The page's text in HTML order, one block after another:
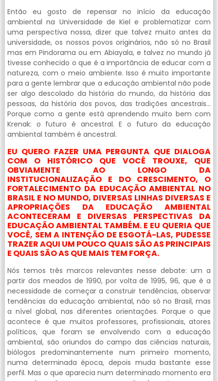
Então eu gosto de repensar no início da educação
ambiental na Universidade de Kiel e problematizar com
uma perspectiva nossa, dizer que talvez muito antes da
universidade, os nossos povos originários, não só no Brasil
mas em Pindorama ou em Abiayala, e talvez no mundo já
tivesse conhecido o que é a importância de educar com a
natureza, com o meio ambiente. Isso é muito importante
para a gente lembrar que a educação ambiental não pode
ser algo descolado da história do mundo, da história das
pessoas, da história dos povos, das tradições ancestrais…
Porque como a gente está aprendendo muito bem com
Krenak: o futuro é ancestral. E o futuro da educação
ambiental também é ancestral.
EU QUERO FAZER UMA PERGUNTA QUE DIALOGA
COM O HISTÓRICO QUE VOCÊ TROUXE, QUE
OBVIAMENTE AO LONGO DA
INSTITUCIONALIZAÇÃO E DO CRESCIMENTO, O
FORTALECIMENTO DA EDUCAÇÃO AMBIENTAL NO
BRASIL E NO MUNDO, DIVERSAS LINHAS DIVERSAS E
APROPRIAÇÕES DA EDUCAÇÃO AMBIENTAL
ACONTECERAM E DIVERSAS PERSPECTIVAS DA
EDUCAÇÃO AMBIENTAL TAMBÉM. E EU QUERIA QUE
VOCÊ, SEM A INTENÇÃO DE ESGOTÁ-LAS, PUDESSE
TRAZER AQUI UM POUCO QUAIS SÃO AS PRINCIPAIS
E QUAIS SÃO AS QUE MAIS TEM FORÇA.
Nós temos três marcos relevantes nesse debate: um a
partir dos meados de 1990, por volta de 1995, 96, que é a
necessidade de começar a construir tendências, observar
tendências da educação ambiental, não só no Brasil, mas
a nível global, nas diferentes orientações. Porque o que
acontece é que muitos professores, profissionais, atores
políticos, que foram se envolvendo com a educação
ambiental, são oriundos do campo das ciências naturais,
biólogos predominantemente num primeiro momento,
numa determinada época, depois muda bastante esse
perfil. Mas o que aparecia num determinado momento era